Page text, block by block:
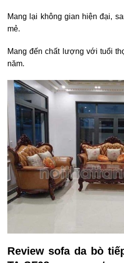
Mang lại không gian hiện đại,
mẻ.
Mang đến chất lượng với tuổi
năm.
Review sofa da bò